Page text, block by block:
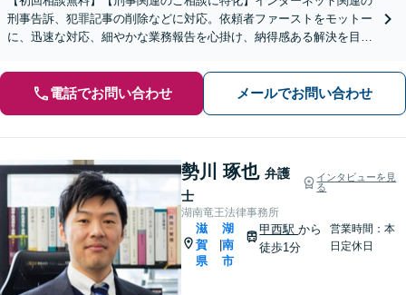
刑事告訴、犯罪記事の削除などに対応。依頼者ファーストをモットー
に、迅速な対応、細やかな業務報告を心掛け、納得感ある解決を目指
電話でお問い合わせ メールでお問い合わせ
勢川 琢也 弁護
士
インタビューを見
る
湖南竜王法律事務所
滋
賀
県
湖
南
市
甲西駅から
徒歩1分
営業時間：本
日定休日